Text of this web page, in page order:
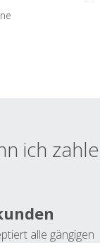
ich
alle gängigen